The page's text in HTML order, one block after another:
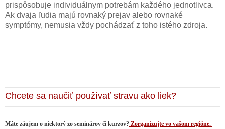
prispôsobuje individuálnym potrebám každého jednotlivca.
Ak dvaja ľudia majú rovnaký prejav alebo rovnaké
symptómy, nemusia vždy pochádzať z toho istého zdroja.
Chcete sa naučiť používať stravu ako liek?
Máte záujem o niektorý zo seminárov či kurzov? Zorganizujte vo vašom regióne.